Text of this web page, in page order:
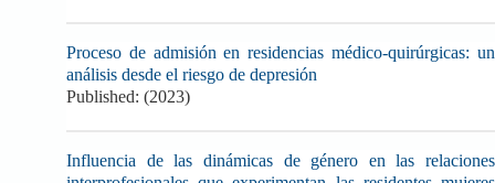
Proceso de admisión en residencias médico-quirúrgicas: un
análisis desde el riesgo de depresión
Published: (2023)
Influencia de las dinámicas de género en las relaciones